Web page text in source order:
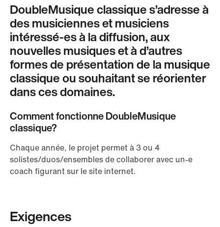
DoubleMusique classique s’adresse à
des musiciennes et musiciens
intéressé-es à la diffusion, aux
nouvelles musiques et à d’autres
formes de présentation de la musique
classique ou souhaitant se réorienter
dans ces domaines.
Comment fonctionne DoubleMusique
classique?
Chaque année, le projet permet à 3 ou 4
solistes/duos/ensembles de collaborer avec un-e
coach figurant sur le site internet.
Exigences